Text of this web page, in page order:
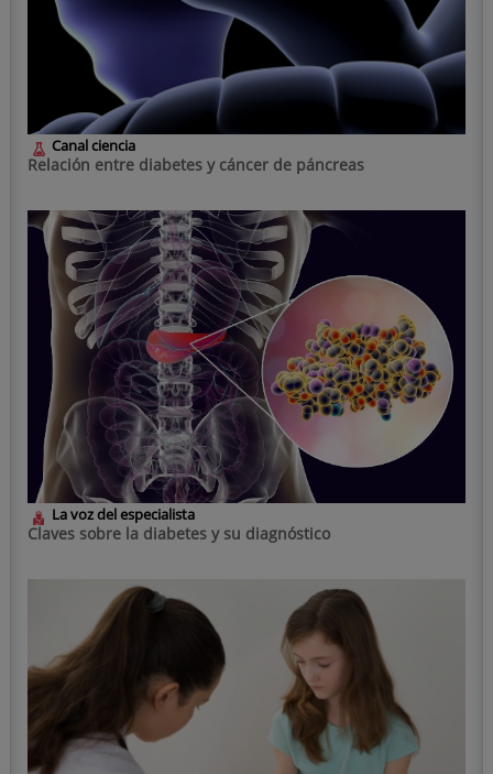
Canal ciencia
Relación entre diabetes y cáncer de páncreas
La voz del especialista
Claves sobre la diabetes y su diagnóstico